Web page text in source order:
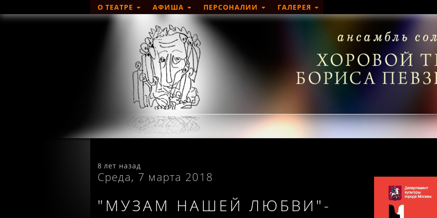
О ТЕАТРЕ АФИША ПЕРСОНАЛИИ ГАЛЕРЕЯ
8 лет назад
Среда, 7 марта 2018
"МУЗАМ НАШЕЙ ЛЮБВИ"-